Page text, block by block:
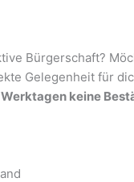
Bürgerschaft?
Gelegenheit für
keine